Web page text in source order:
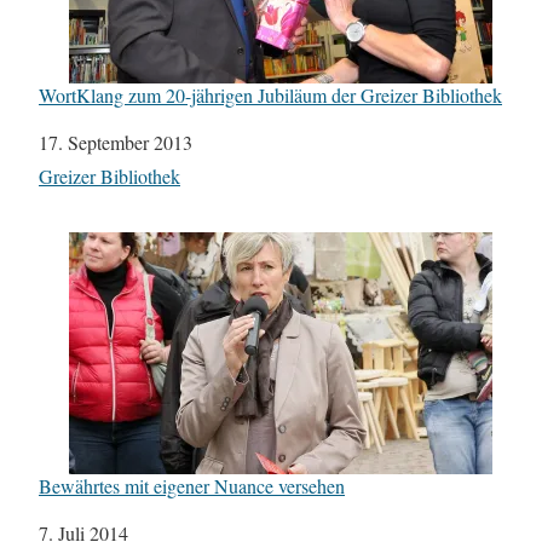
WortKlang zum 20-jährigen Jubiläum der Greizer Bibliothek
Datum
17. September 2013
In Bezug auf
Greizer Bibliothek
Bewährtes mit eigener Nuance versehen
Datum
7. Juli 2014